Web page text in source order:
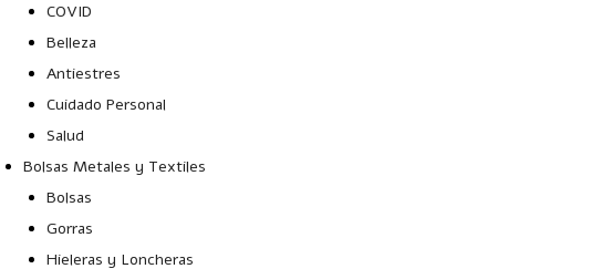
COVID
Belleza
Antiestres
Cuidado Personal
Salud
Bolsas Metales y Textiles
Bolsas
Gorras
Hieleras y Loncheras